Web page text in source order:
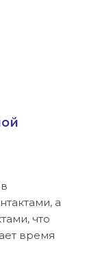
а
что
время